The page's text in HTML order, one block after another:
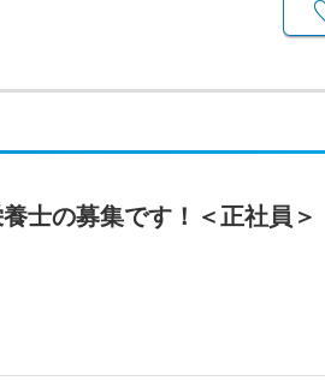
士の募集です！＜正社員＞